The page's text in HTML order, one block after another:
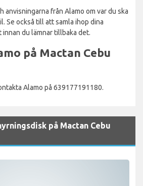
anvisningarna från Alamo om var du ska
Se också till att samla ihop dina
du lämnar tillbaka det.
på Mactan Cebu
Alamo på 639177191180.
på Mactan Cebu